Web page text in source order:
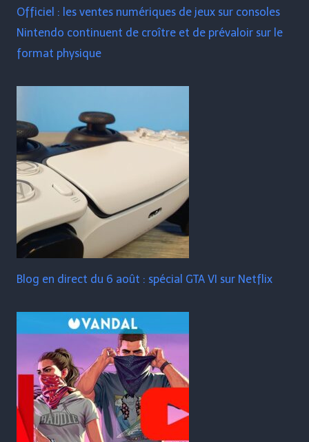
Officiel : les ventes numériques de jeux sur consoles
Nintendo continuent de croître et de prévaloir sur le
format physique
Blog en direct du 6 août : spécial GTA VI sur Netflix